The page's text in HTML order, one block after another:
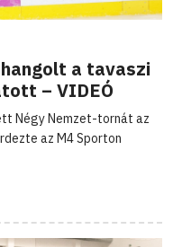
a tavaszi
– VIDEÓ
Négy Nemzet-tornát az
az M4 Sporton